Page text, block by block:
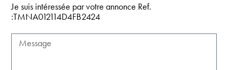
Je suis intéressée par votre annonce Ref.
:TMNA012114D4FB2424